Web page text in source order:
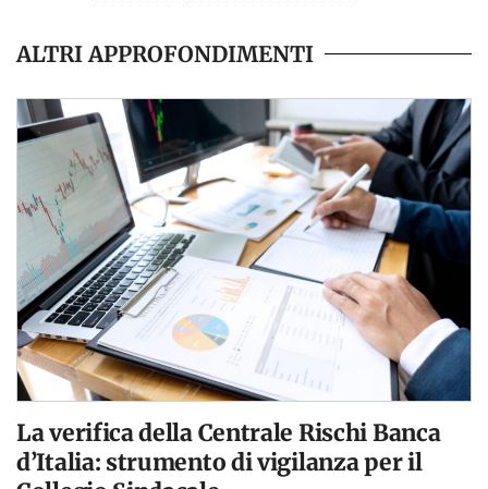
ALTRI APPROFONDIMENTI
La verifica della Centrale Rischi Banca
d’Italia: strumento di vigilanza per il